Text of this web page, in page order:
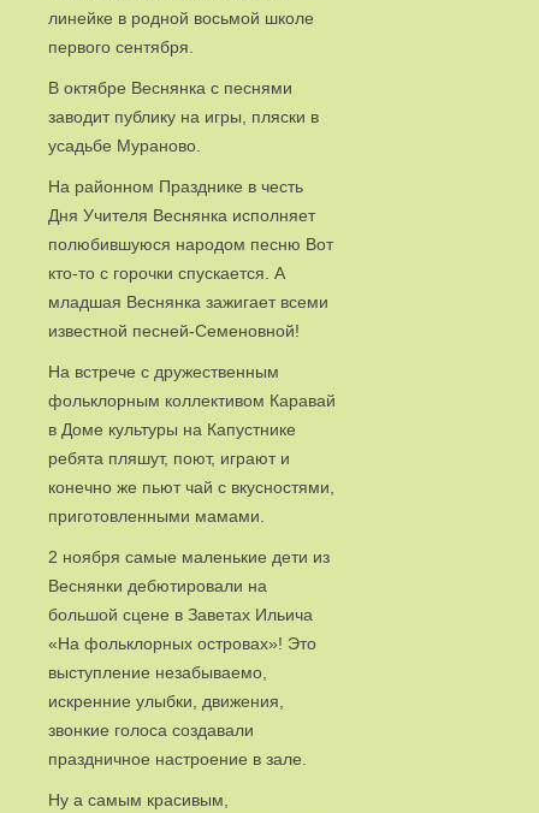
линейке в родной восьмой школе
первого сентября.
В октябре Веснянка с песнями
заводит публику на игры, пляски в
усадьбе Мураново.
На районном Празднике в честь
Дня Учителя Веснянка исполняет
полюбившуюся народом песню Вот
кто-то с горочки спускается. А
младшая Веснянка зажигает всеми
известной песней-Семеновной!
На встрече с дружественным
фольклорным коллективом Каравай
в Доме культуры на Капустнике
ребята пляшут, поют, играют и
конечно же пьют чай с вкусностями,
приготовленными мамами.
2 ноября самые маленькие дети из
Веснянки дебютировали на
большой сцене в Заветах Ильича
«На фольклорных островах»! Это
выступление незабываемо,
искренние улыбки, движения,
звонкие голоса создавали
праздничное настроение в зале.
Ну а самым красивым,